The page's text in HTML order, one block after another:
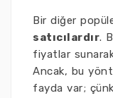
Bir diğer
satıcılardır.
fiyatlar
Ancak, bu
fayda var;